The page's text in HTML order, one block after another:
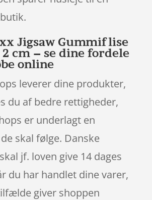
Jigsaw Gummiflise
2 cm – se dine fordele
online
leverer dine produkter,
du af bedre rettigheder,
er underlagt en
skal følge. Danske
jf. loven give 14 dages
du har handlet dine varer,
giver shoppen